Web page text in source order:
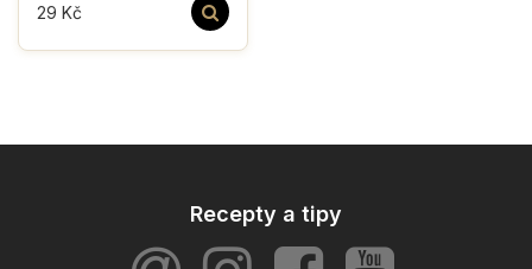
29 Kč
Recepty a tipy